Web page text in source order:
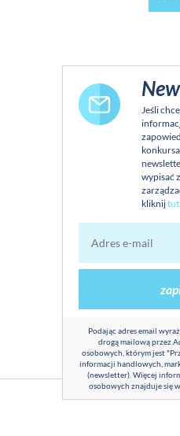
Jeśli
wypisać
kliknij
Podając adres email
drogą mailową przez
osobowych, którym jest
informacji handlowych,
(newsletter). Więcej
osobowych znajduje się w